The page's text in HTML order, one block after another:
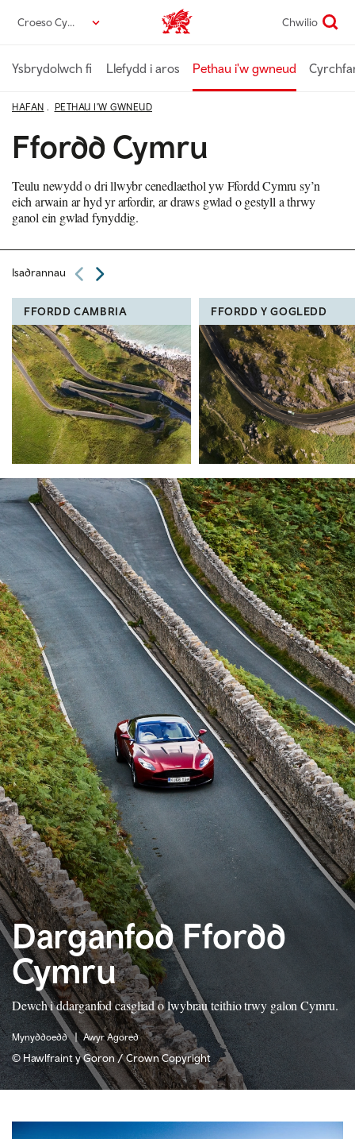
gynnwys
Croeso Cymru Croeso Cymru home Chwilio
Ysbrydolwch fi Llefydd i aros Pethau i'w gwneud
HAFAN PETHAU I'W GWNEUD
Ffordd Cymru
Teulu newydd o dri llwybr cenedlaethol yw Ffordd Cymru sy’n
eich arwain ar hyd yr arfordir, ar draws gwlad o gestyll a thrwy
ganol ein gwlad fynyddig.
Isadrannau
FFORDD CAMBRIA FFORDD Y GOGLEDD
Darganfod Ffordd
Cymru
Dewch i ddarganfod casgliad o lwybrau teithio trwy galon Cymru.
Mynyddoedd Awyr Agored
© Hawlfraint y Goron / Crown Copyright